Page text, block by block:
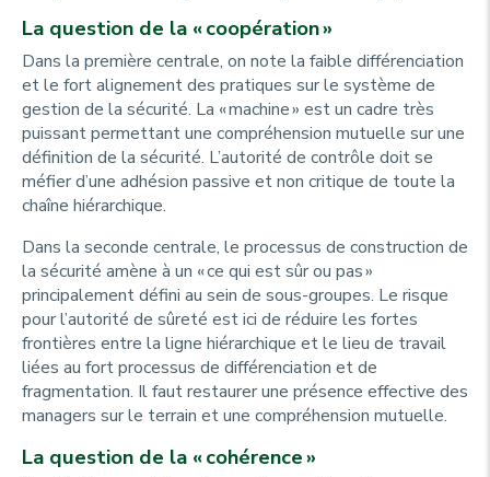
La question de la « coopération »
Dans la première centrale, on note la faible différenciation
et le fort alignement des pratiques sur le système de
gestion de la sécurité. La « machine » est un cadre très
puissant permettant une compréhension mutuelle sur une
définition de la sécurité. L’autorité de contrôle doit se
méfier d’une adhésion passive et non critique de toute la
chaîne hiérarchique.
Dans la seconde centrale, le processus de construction de
la sécurité amène à un « ce qui est sûr ou pas »
principalement défini au sein de sous-groupes. Le risque
pour l’autorité de sûreté est ici de réduire les fortes
frontières entre la ligne hiérarchique et le lieu de travail
liées au fort processus de différenciation et de
fragmentation. Il faut restaurer une présence effective des
managers sur le terrain et une compréhension mutuelle.
La question de la « cohérence »